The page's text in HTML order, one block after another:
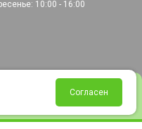
Избранное Корзина
10:00 - 16:00
Согласен